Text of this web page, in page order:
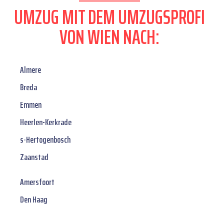
UMZUG MIT DEM UMZUGSPROFI
VON WIEN NACH:
Almere
Breda
Emmen
Heerlen-Kerkrade
s-Hertogenbosch
Zaanstad
Amersfoort
Den Haag